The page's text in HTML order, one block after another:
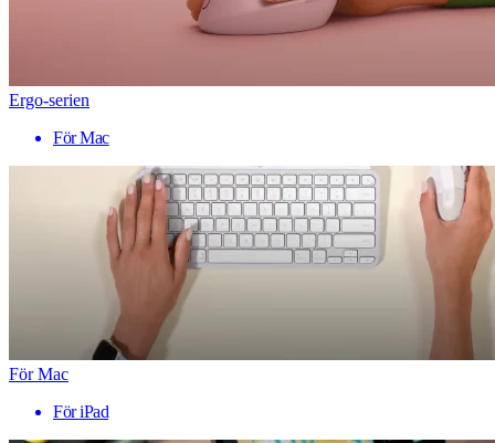
Ergo-serien
För Mac
För Mac
För iPad